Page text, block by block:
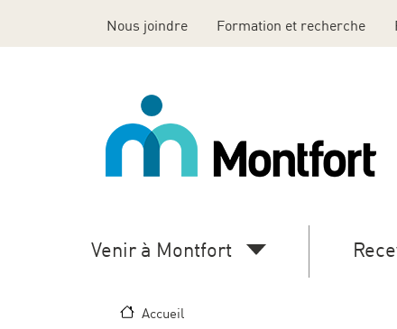
Top
Header
Menu
Nous joindre Formation et recherche
navigation
Venir à Montfort
Accueil